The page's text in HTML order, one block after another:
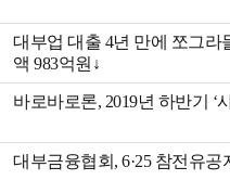
대부업 대출 4년 만에 쪼그
액 983억원↓
바로바로론, 2019년 하반기 ‘
대부금융협회, 6·25 참전유공